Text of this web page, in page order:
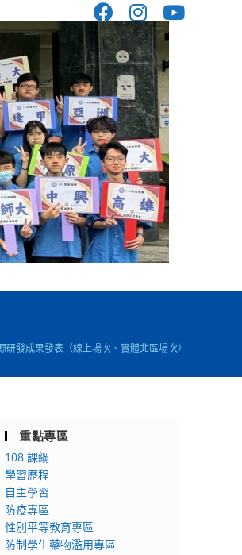
發成果發表（線上場次、實體北區場次），因應教
重點專區
108 課綱
學習歷程
自主學習
防疫專區
性別平等教育專區
防制學生藥物濫用專區